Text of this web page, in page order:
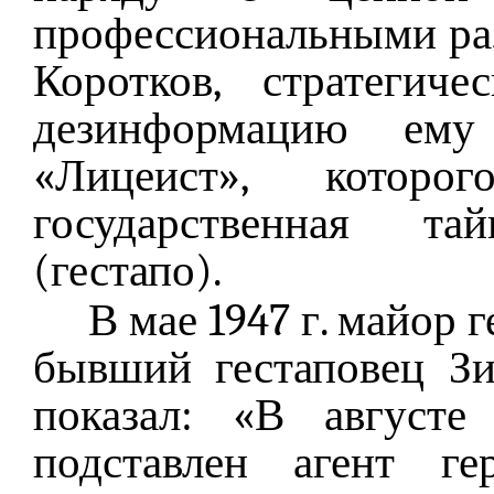
профессиональными
Коротков,
дезинформацию
«Лицеист»,
государственная
(гестапо).
В мае 1947 г. майор
бывший гестаповец
показал: «В
подставлен агент